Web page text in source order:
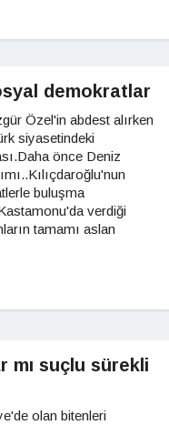
demokratlar
Özel'in abdest alırken
siyasetindeki
önce Deniz
buluşma
verdiği
tamamı aslan
mı suçlu sürekli
olan bitenleri